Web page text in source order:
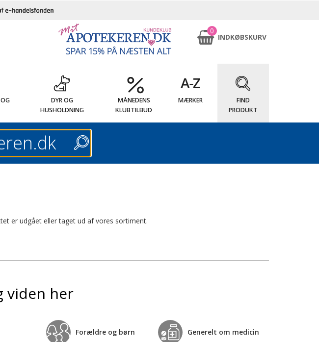
0
INDKØBSKURV
DYR OG
HUSHOLDNING
MÅNEDENS
KLUBTILBUD
MÆRKER
FIND
PRODUKT
Søg
er udgået eller taget ud af vores sortiment.
viden her
Forældre og børn Generelt om medicin